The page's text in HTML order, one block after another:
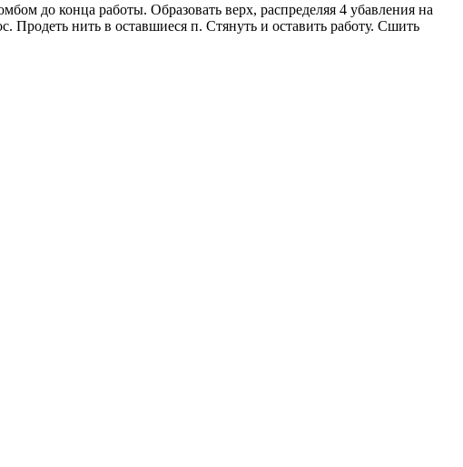
до конца работы. Образовать верх, распределяя 4 убавления на
нить в оставшиеся п. Стянуть и оставить работу. Сшить